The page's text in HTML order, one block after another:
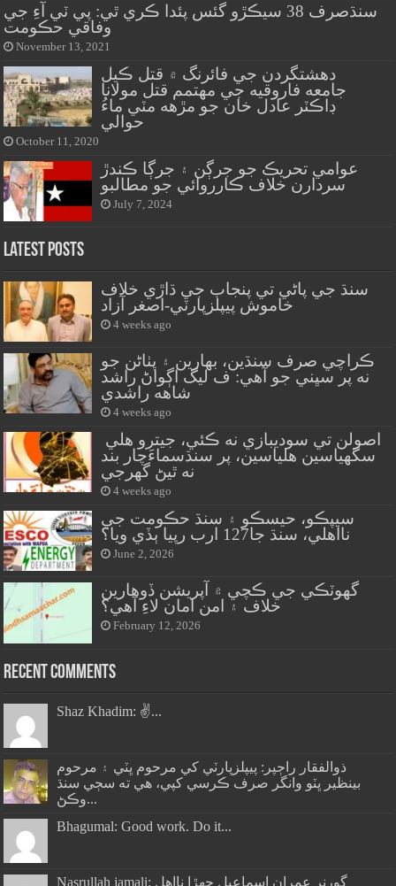
سنڌصرف 38 سيڪڙو گئس پئدا ڪري ٿي: پي ٽي آءِ جي
وفاقي حڪومت
November 13, 2021
دهشتگردن جي فائرنگ ۾ قتل ڪيل
جامعه فاروقيه جي مهتمم قتل مولانا
ڊاڪٽر عادل خان جو مڙهه مٽي ماءُ
حوالي
October 11, 2020
عوامي تحريڪ جو جرڳن ۽ جرڳا ڪندڙ
سردارن خلاف ڪارروائي جو مطالبو
July 7, 2024
Latest Posts
سنڌ جي پاڻي تي پنجاب جي ڌاڙي خلاف
خاموش پيپلزپارٽي-اصغر آزاد
4 weeks ago
ڪراچي صرف سنڌين، بهارين ۽ پٺاڻن جو
نه پر سڀني جو آهي: ف ليگ اڳواڻ راشد
شاهه راشدي
4 weeks ago
سگهياسين هلياسين، پر سنڌسماءَچار بند
نه ٿيڻ گهرجي
4 weeks ago
سيپڪو، حيسڪو ۽ سنڌ حڪومت جي
نااهلي، سنڌ جا127 ارب رپيا ٻڏي ويا؟
June 2, 2026
گهوٽڪي جي ڪچي ۾ آپريشن ڏوهارين
خلاف ۽ امن امان لاءِ آهي؟
February 12, 2026
Recent Comments
Shaz Khadim: ✌️...
ذوالفقار راڄپر: پيپلزپارٽي کي مرحوم ڀٽي ۽ مرحوم
بينظير ڀٽو وانگر صرف ڪرسي کپي، هي ته سڄي سنڌ
وڪڻ...
Bhagumal: Good work. Do it...
Nasrullah jamali: گورنر عمران اسماعيل جھڙا نااهل